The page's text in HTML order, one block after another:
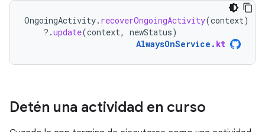
OngoingActivity. recoverOngoingActivity(context)
?.update(context, newStatus)
AlwaysOnService . kt
Detén una actividad en curso